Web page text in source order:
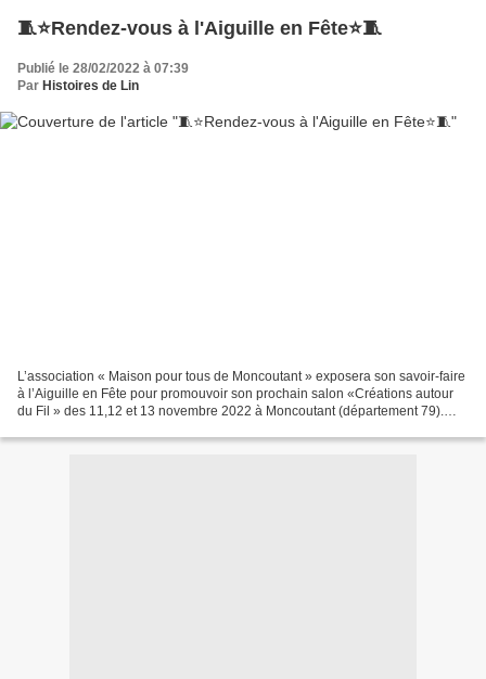
🧵⭐Rendez-vous à l'Aiguille en Fête⭐🧵
Publié le 28/02/2022 à 07:39
Par Histoires de Lin
L’association « Maison pour tous de Moncoutant » exposera son savoir-faire
à l’Aiguille en Fête pour promouvoir son prochain salon «Créations autour
du Fil » des 11,12 et 13 novembre 2022 à Moncoutant (département 79).